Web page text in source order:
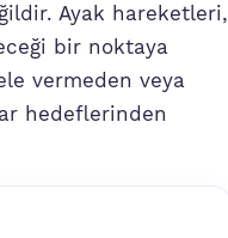
Ayak hareketleri,
bir noktaya
vermeden veya
hedeflerinden